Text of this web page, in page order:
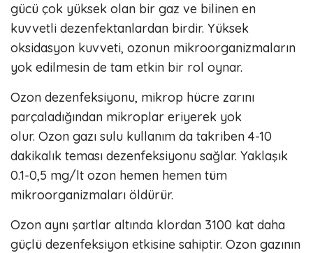
gücü çok yüksek olan bir gaz ve bilinen en
kuvvetli dezenfektanlardan birdir. Yüksek
oksidasyon kuvveti, ozonun mikroorganizmaların
yok edilmesin de tam etkin bir rol oynar.
Ozon dezenfeksiyonu, mikrop hücre zarını
parçaladığından mikroplar eriyerek yok
olur. Ozon gazı sulu kullanım da takriben 4-10
dakikalık teması dezenfeksiyonu sağlar. Yaklaşık
0.1-0,5 mg/lt ozon hemen hemen tüm
mikroorganizmaları öldürür.
Ozon aynı şartlar altında klordan 3100 kat daha
güçlü dezenfeksiyon etkisine sahiptir. Ozon gazının